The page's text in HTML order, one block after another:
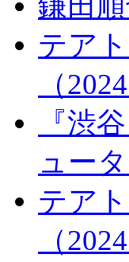
テア
（
『渋
ュー
テア
（